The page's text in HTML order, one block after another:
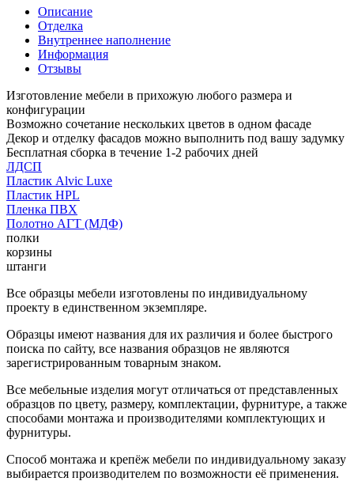
Описание
Отделка
Внутреннее наполнение
Информация
Отзывы
Изготовление мебели в прихожую любого размера и
конфигурации
Возможно сочетание нескольких цветов в одном фасаде
Декор и отделку фасадов можно выполнить под вашу задумку
Бесплатная сборка в течение 1-2 рабочих дней
ЛДСП
Пластик Alvic Luxe
Пластик HPL
Пленка ПВХ
Полотно АГТ (МДФ)
полки
корзины
штанги
Все образцы мебели изготовлены по индивидуальному
проекту в единственном экземпляре.
Образцы имеют названия для их различия и более быстрого
поиска по сайту, все названия образцов не являются
зарегистрированным товарным знаком.
Все мебельные изделия могут отличаться от представленных
образцов по цвету, размеру, комплектации, фурнитуре, а также
способами монтажа и производителями комплектующих и
фурнитуры.
Способ монтажа и крепёж мебели по индивидуальному заказу
выбирается производителем по возможности её применения.